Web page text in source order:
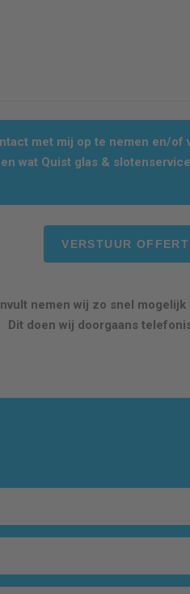
met mij op te nemen en/of
wat Quist glas &
nemen wij zo snel mogelijk
Dit doen wij doorgaans